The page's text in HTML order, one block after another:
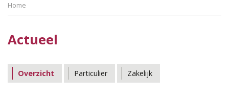
Home
Actueel
Overzicht Particulier Zakelijk